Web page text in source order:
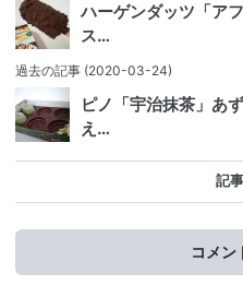
ハーゲンダッツ「ア
ス…
過去の記事 (2020-03-24)
ピノ「宇治抹茶」あ
え…
記
コメン